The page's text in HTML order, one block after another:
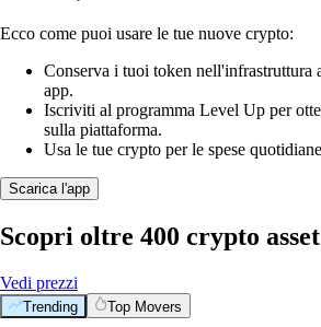
Ecco come puoi usare le tue nuove crypto:
Conserva i tuoi token nell'infrastruttura
app.
Iscriviti al programma Level Up per
sulla piattaforma.
Usa le tue crypto per le spese
Scarica l'app
Scopri oltre 400 crypto asset
Vedi prezzi
Trending Top Movers